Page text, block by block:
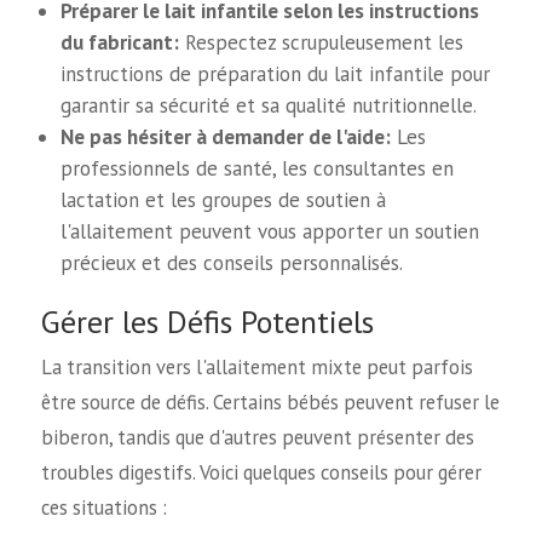
Préparer le lait infantile selon les instructions
du fabricant: Respectez scrupuleusement les
instructions de préparation du lait infantile pour
garantir sa sécurité et sa qualité nutritionnelle.
Ne pas hésiter à demander de l'aide: Les
professionnels de santé, les consultantes en
lactation et les groupes de soutien à
l'allaitement peuvent vous apporter un soutien
précieux et des conseils personnalisés.
Gérer les Défis Potentiels
La transition vers l'allaitement mixte peut parfois
être source de défis. Certains bébés peuvent refuser le
biberon, tandis que d'autres peuvent présenter des
troubles digestifs. Voici quelques conseils pour gérer
ces situations :